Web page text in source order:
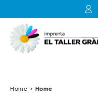
Home > Home